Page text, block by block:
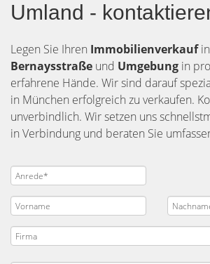
Umland -
Legen Sie Ihren Immobilienverkaufin
Bernaysstraße und Umgebung in
erfahrene Hände. Wir sind darauf
in München erfolgreich zu verkaufen.
unverbindlich. Wir setzen uns
in Verbindung und beraten Sie